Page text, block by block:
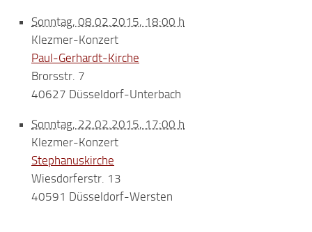
Sonntag, 08.02.2015, 18:00 h
Klezmer-Konzert
Paul-Gerhardt-Kirche
Brorsstr. 7
40627 Düsseldorf-Unterbach
Sonntag, 22.02.2015, 17:00 h
Klezmer-Konzert
Stephanuskirche
Wiesdorferstr. 13
40591 Düsseldorf-Wersten